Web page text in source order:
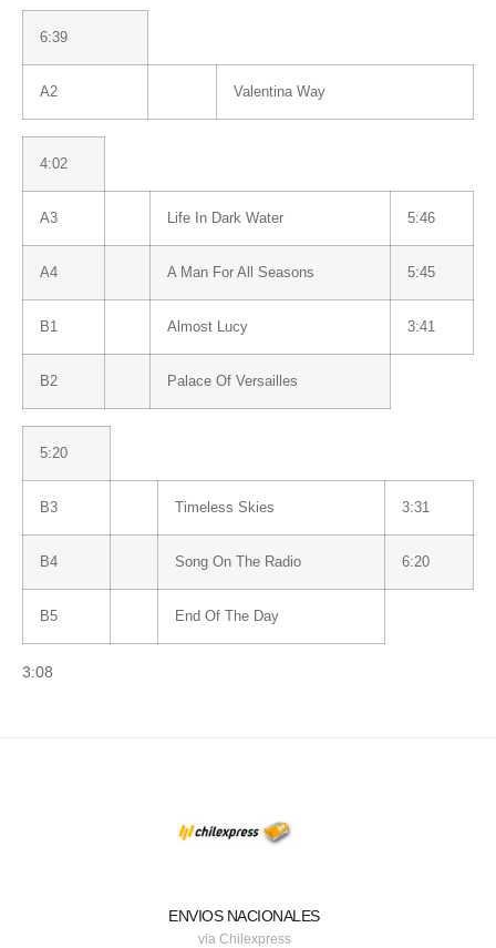
6:39
A2 Valentina Way
4:02
A3 Life In Dark Water 5:46
A4 A Man For All Seasons 5:45
B1 Almost Lucy 3:41
B2 Palace Of Versailles
5:20
B3 Timeless Skies 3:31
B4 Song On The Radio 6:20
B5 End Of The Day
3:08
ENVIOS NACIONALES
via Chilexpress